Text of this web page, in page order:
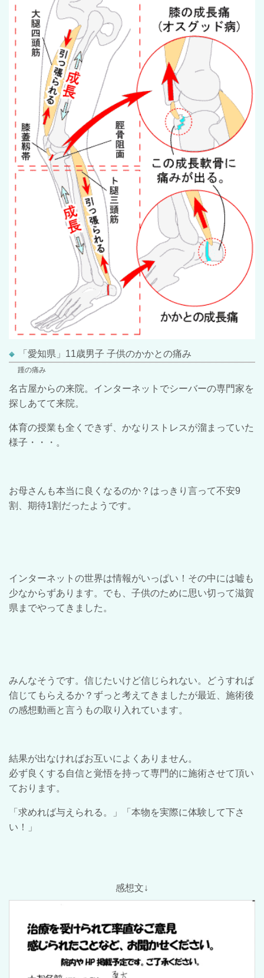
「愛知県」11歳男子 子供のかかとの痛み
踵の痛み
名古屋からの来院。インターネットでシーバーの専門家を
探しあてて来院。
体育の授業も全くできず、かなりストレスが溜まっていた
様子・・・。
お母さんも本当に良くなるのか？はっきり言って不安9
割、期待1割だったようです。
インターネットの世界は情報がいっぱい！その中には嘘も
少なからずあります。でも、子供のために思い切って滋賀
県までやってきました。
みんなそうです。信じたいけど信じられない。どうすれば
信じてもらえるか？ずっと考えてきましたが最近、施術後
の感想動画と言うもの取り入れています。
結果が出なければお互いによくありません。
必ず良くする自信と覚悟を持って専門的に施術させて頂い
ております。
「求めれば与えられる。」「本物を実際に体験して下さ
い！」
感想文↓